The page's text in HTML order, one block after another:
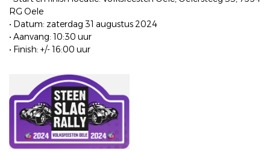
RG Oele
• Datum: zaterdag 31 augustus 2024
• Aanvang: 10:30 uur
• Finish: +/- 16:00 uur